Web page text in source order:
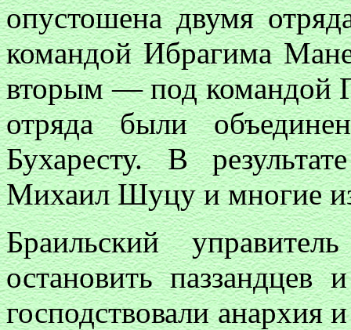
опустошена двумя
командой Ибрагима
вторым — под командой
отряда были
Бухаресту. В
Михаил Шуцу и многие
Браильский
остановить
господствовали анархия